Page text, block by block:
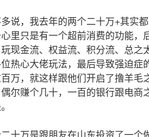
说，我去年的两个二十万+其实
里只是有一个超前消费的功能，
现金流、权益流、积分流、总之
热心大佬玩法，最后导致强迫症
万，就这样跟他们开启了撸羊毛
尔赚个几十，一百的银行跟电商